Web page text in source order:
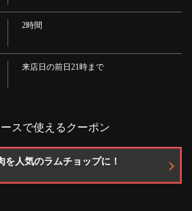
2時間
来店日の前日21時まで
スで使えるクーポン
を人気のラムチョップに！